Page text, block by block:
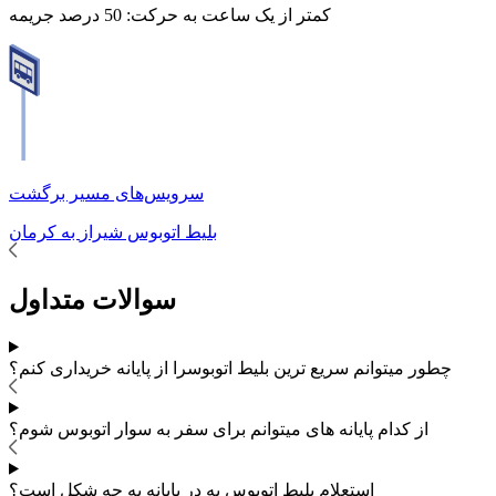
کمتر از یک ساعت به حرکت: 50 درصد جریمه
سرویس‌های مسیر برگشت
بلیط اتوبوس شیراز به کرمان
سوالات متداول
چطور میتوانم سریع ترین بلیط اتوبوسرا از پایانه خریداری کنم؟
از کدام پایانه های میتوانم برای سفر به سوار اتوبوس شوم؟
استعلام بلیط اتوبوس به در پایانه به چه شکل است؟